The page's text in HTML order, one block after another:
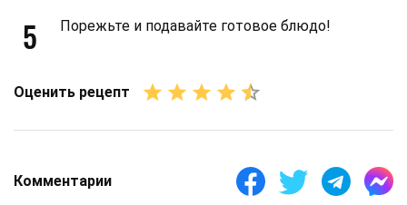
5 Порежьте и подавайте готовое блюдо!
Оценить рецепт
Комментарии